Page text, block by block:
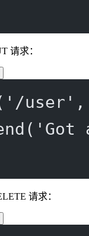
请求：
'/user'
( 'Got
请求：